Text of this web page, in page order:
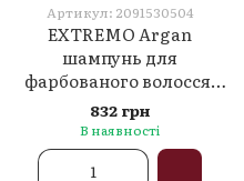
Артикул: 2091530504
EXTREMO Argan
шампунь для
фарбованого волосся,
500 мл
832 грн
В наявності